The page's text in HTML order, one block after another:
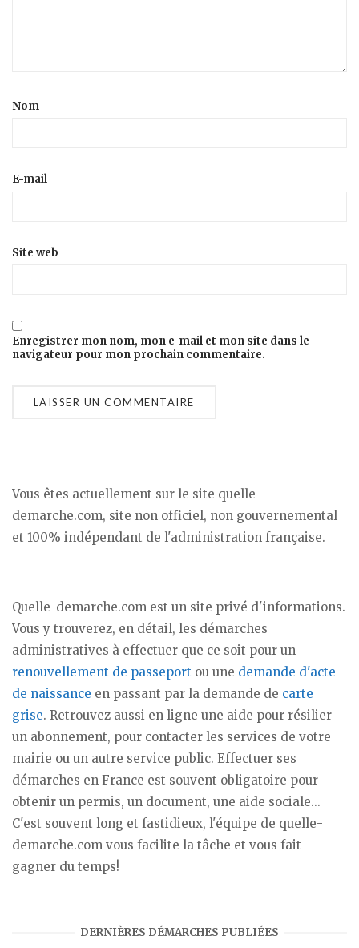
Nom
E-mail
Site web
Enregistrer mon nom, mon e-mail et mon site dans le
navigateur pour mon prochain commentaire.
Vous êtes actuellement sur le site quelle-
demarche.com, site non officiel, non gouvernemental
et 100% indépendant de l'administration française.
Quelle-demarche.com est un site privé d'informations.
Vous y trouverez, en détail, les démarches
administratives à effectuer que ce soit pour un
renouvellement de passeport ou une demande d'acte
de naissance en passant par la demande de carte
grise. Retrouvez aussi en ligne une aide pour résilier
un abonnement, pour contacter les services de votre
mairie ou un autre service public. Effectuer ses
démarches en France est souvent obligatoire pour
obtenir un permis, un document, une aide sociale...
C'est souvent long et fastidieux, l'équipe de quelle-
demarche.com vous facilite la tâche et vous fait
gagner du temps!
DERNIÈRES DÉMARCHES PUBLIÉES